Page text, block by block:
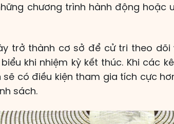
chương trình hành động hoặc
trở thành cơ sở để cử tri theo
khi nhiệm kỳ kết thúc. Khi các
sẽ có điều kiện tham gia tích cực
sách.